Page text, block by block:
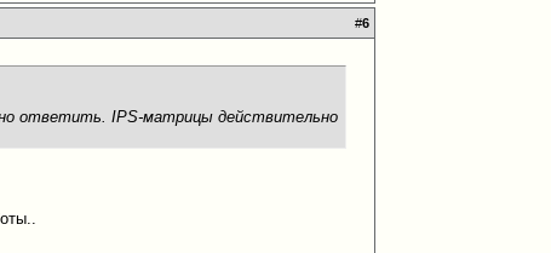
#6
ответить. IPS-матрицы действительно